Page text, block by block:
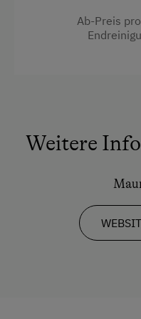
Wintersport
Kulinarik /
Ab-Preis
Weitere